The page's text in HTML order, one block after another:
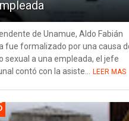
de Unamue, Aldo Fabián
fue formalizado por una causa
sexual a una empleada, el jefe
contó con la asiste... LEER MAS